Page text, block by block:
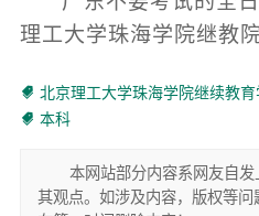
理工大学珠海学院继教
北京理工大学珠海学院继续教育
本科
本网站部分内容系网友自
其观点。如涉及内容，版权等